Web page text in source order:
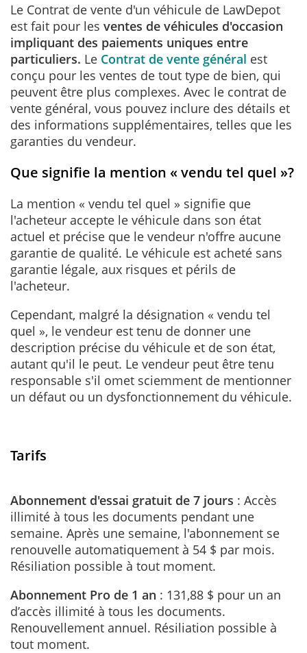
Le Contrat de vente d'un véhicule de LawDepot
est fait pour les ventes de véhicules d'occasion
impliquant des paiements uniques entre
particuliers. Le Contrat de vente général est
conçu pour les ventes de tout type de bien, qui
peuvent être plus complexes. Avec le contrat de
vente général, vous pouvez inclure des détails et
des informations supplémentaires, telles que les
garanties du vendeur.
Que signifie la mention « vendu tel quel »?
La mention « vendu tel quel » signifie que
l'acheteur accepte le véhicule dans son état
actuel et précise que le vendeur n'offre aucune
garantie de qualité. Le véhicule est acheté sans
garantie légale, aux risques et périls de
l'acheteur.
Cependant, malgré la désignation « vendu tel
quel », le vendeur est tenu de donner une
description précise du véhicule et de son état,
autant qu'il le peut. Le vendeur peut être tenu
responsable s'il omet sciemment de mentionner
un défaut ou un dysfonctionnement du véhicule.
Tarifs
Abonnement d'essai gratuit de 7 jours : Accès
illimité à tous les documents pendant une
semaine. Après une semaine, l'abonnement se
renouvelle automatiquement à 54 $ par mois.
Résiliation possible à tout moment.
Abonnement Pro de 1 an : 131,88 $ pour un an
d’accès illimité à tous les documents.
Renouvellement annuel. Résiliation possible à
tout moment.